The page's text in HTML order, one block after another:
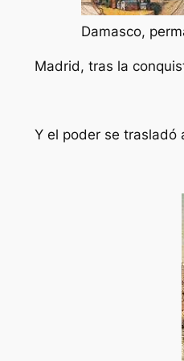
Damasco,
Madrid, tras la
Y el poder se trasladó